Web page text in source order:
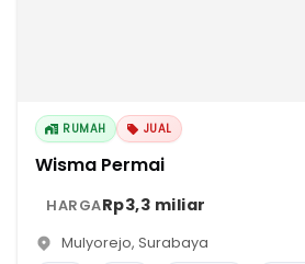
RUMAH JUAL
Wisma Permai
HARGARp3,3 miliar
Mulyorejo, Surabaya